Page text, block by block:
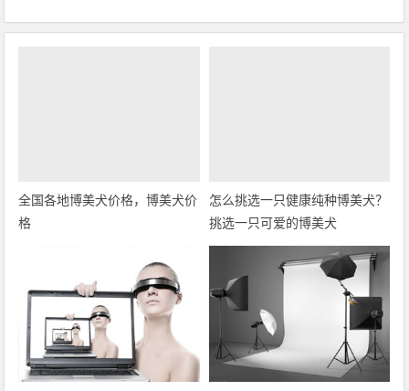
全国各地博美犬价格，博美犬价
格
怎么挑选一只健康纯种博美犬？
挑选一只可爱的博美犬